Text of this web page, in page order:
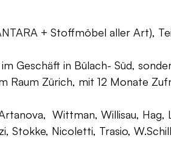
+ Stoffmöbel aller Art),
Geschäft in Bülach- Süd,
Zürich, mit 12 Monate
Wittman, Willisau, Hag,
Nicoletti, Trasio,